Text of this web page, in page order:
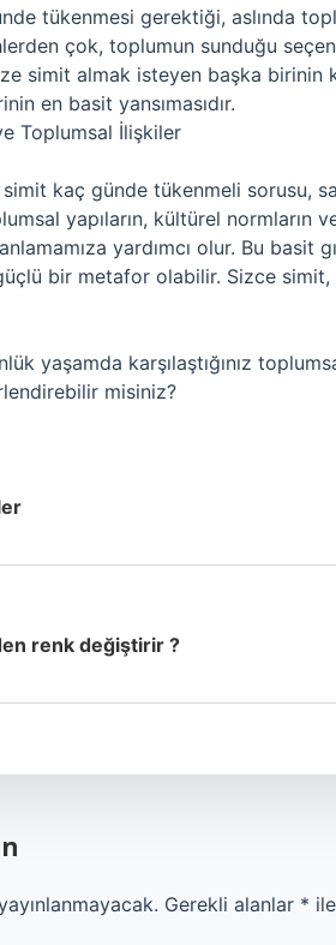
tükenmesi gerektiği, aslında
çok, toplumun sunduğu
simit almak isteyen başka birinin
en basit yansımasıdır.
Toplumsal İlişkiler
kaç günde tükenmeli sorusu,
yapıların, kültürel normların
yardımcı olur. Bu
bir metafor olabilir. Sizce simit,
yaşamda karşılaştığınız
misiniz?
renk değiştirir ?
Gerekli alanlar *